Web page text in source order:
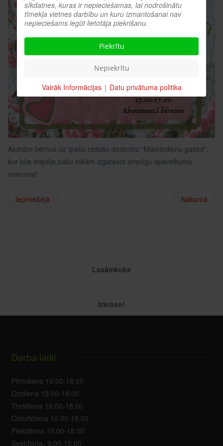
Aicinām bērnus uz īpašu radošo darbnīcu “Māmiņdienu gaidot”,
kur būs iespēja pašu rokām izgatavot sirsnīgu apsveikumu
mammai!
Iepriekšējā Nākamā
Lasāmkoks
Izkrāso!
Darba laiki
Pirmdiena 10.00-18.00
Otrdiena 10.00-18.00
Trešdiena 10.00-18.00
Ceturtdiena 10.00-18.00
Piektdiena 10.00-18.00
Sestdiena- 9.00-15.00
sīkdatnes, kuras ir nepieciešamas, lai nodrošinātu
tīmekļa vietnes darbību un kuru izmantošanai nav
nepieciešams iegūt lietotāja piekrišanu.
Piekrītu
Nepiekrītu
Vairāk Informācijas | Datu privātuma politika